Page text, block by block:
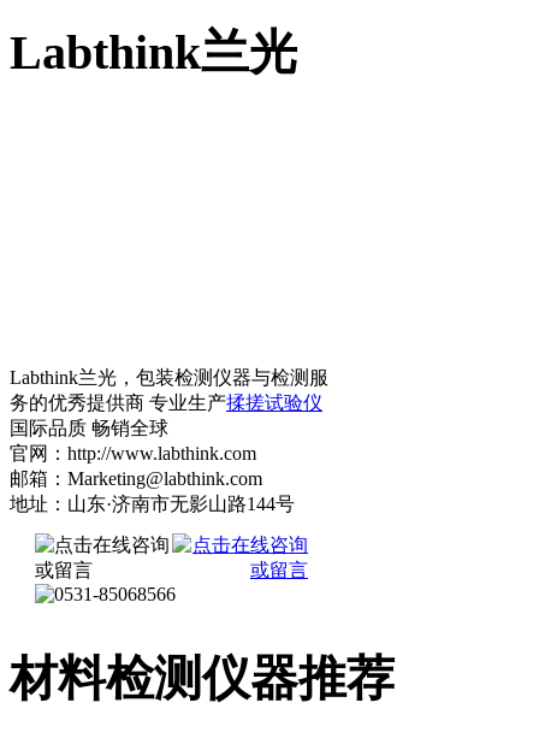
Labthink兰光
Labthink兰光，包装检测仪器与检测服
务的优秀提供商 专业生产揉搓试验仪
国际品质 畅销全球
官网：http://www.labthink.com
邮箱：Marketing@labthink.com
地址：山东·济南市无影山路144号
材料检测仪器推荐